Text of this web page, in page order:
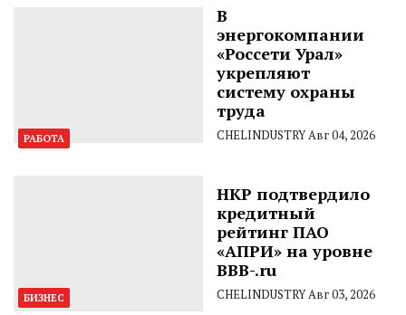
РАБОТА
В
энергокомпании
«Россети Урал»
укрепляют
систему охраны
труда
CHELINDUSTRYАвг 04, 2026
БИЗНЕС
НКР подтвердило
кредитный
рейтинг ПАО
«АПРИ» на уровне
BBB-.ru
CHELINDUSTRYАвг 03, 2026